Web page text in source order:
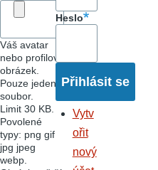
Váš avatar
nebo profilový
obrázek.
Pouze jeden
soubor.
Limit 30 KB.
Povolené
typy: png gif
jpg jpeg
webp.
Heslo
Vytv
ořit
nový